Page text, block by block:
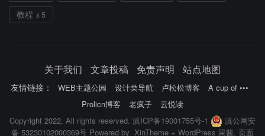
教程 x 5
关于我们 文章投稿 免责声明 站点地图
友情链接： WEB主题公园 设计类导航 卢松松博客
A cup of •••
Prolicn博客
老疯子
云悦读
Copyright 2022. All rights reserved. 滇ICP备19001755号-1
滇公网安
备 53230102000369号 Powered by XinTheme + WordPress 果酱. 页面